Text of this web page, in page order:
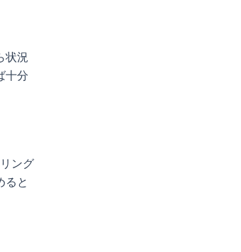
状況
十分
ング
ると